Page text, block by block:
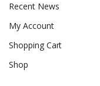
Recent News
My Account
Shopping Cart
Shop